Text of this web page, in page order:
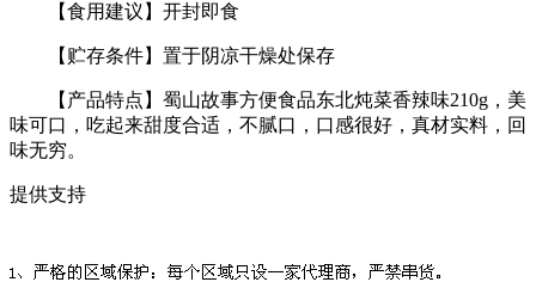
【食用建议】开封即食
【贮存条件】置于阴凉干燥处保存
【产品特点】蜀山故事方便食品东北炖菜香辣味210g，美
味可口，吃起来甜度合适，不腻口，口感很好，真材实料，回
味无穷。
提供支持